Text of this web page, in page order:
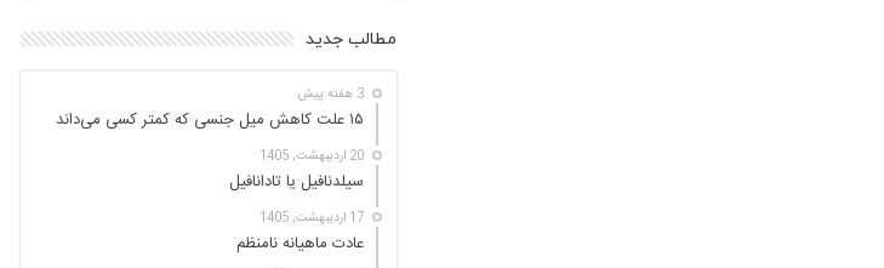
مطالب جدید
3 هفته پیش
۱۵ علت کاهش میل جنسی که کمتر کسی می‌داند
20 اردیبهشت, 1405
سیلدنافیل یا تادانافیل
17 اردیبهشت, 1405
عادت ماهیانه نامنظم